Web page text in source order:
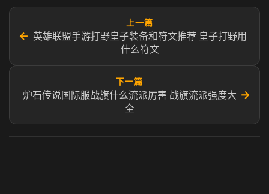
←
上一篇
英雄联盟手游打野皇子装备和符文推荐 皇子打野用
什么符文
下一篇
炉石传说国际服战旗什么流派厉害 战旗流派强度大
全
→